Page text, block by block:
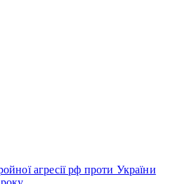
агресії рф проти України